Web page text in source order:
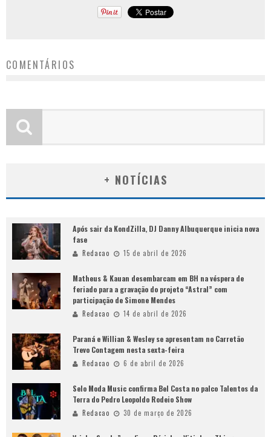
COMENTÁRIOS
+ NOTÍCIAS
Após sair da KondZilla, DJ Danny Albuquerque inicia nova
fase
Redacao 15 de abril de 2026
Matheus & Kauan desembarcam em BH na véspera de
feriado para a gravação do projeto “Astral” com
participação de Simone Mendes
Redacao 14 de abril de 2026
Paraná e Willian & Wesley se apresentam no Carretão
Trevo Contagem nesta sexta-feira
Redacao 6 de abril de 2026
Selo Moda Music confirma Bel Costa no palco Talentos da
Terra do Pedro Leopoldo Rodeio Show
Redacao 30 de março de 2026